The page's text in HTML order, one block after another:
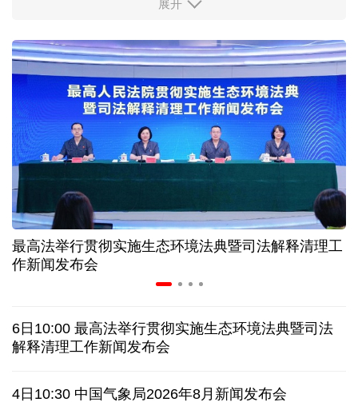
柔性制造，高效匹配差异化需求
“零关税”实施100天 见证中非合作新气象
高温下用电负荷创新高 解码今夏的清凉底气
活力中国调研行丨弯道超车 如何“皖”美提速
年中经济观察 服务实体经济 财政金融打出"组合拳"
7月份中国仓储指数保持扩张 行业运行韧性较强
俄黑客称获取北约直接参与袭击俄领土证据
全球媒体聚焦︱外媒：美国劳动力市场正在走弱
展开
最高法举行贯彻实施生态环境法典暨司法解释清理工
作新闻发布会
6日10:00 最高法举行贯彻实施生态环境法典暨司法
解释清理工作新闻发布会
4日10:30 中国气象局2026年8月新闻发布会